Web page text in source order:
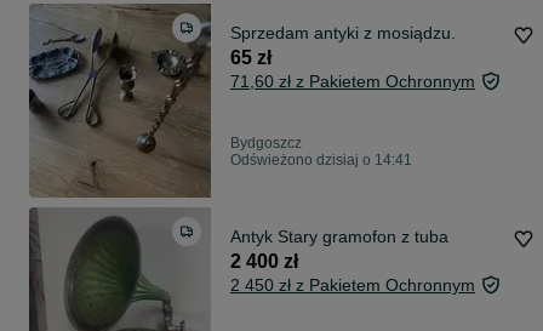
Sprzedam antyki z mosiądzu.
65 zł
71,60 zł z Pakietem Ochronnym
Bydgoszcz
Odświeżono dzisiaj o 14:41
Antyk Stary gramofon z tuba
2 400 zł
2 450 zł z Pakietem Ochronnym